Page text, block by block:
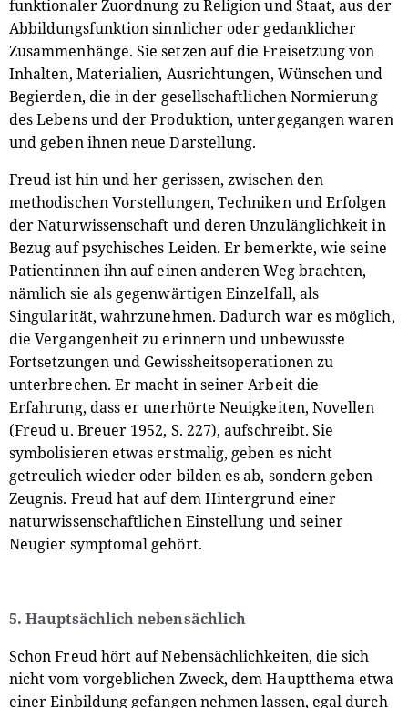
funktionaler Zuordnung zu Religion und Staat, aus der
Abbildungsfunktion sinnlicher oder gedanklicher
Zusammenhänge. Sie setzen auf die Freisetzung von
Inhalten, Materialien, Ausrichtungen, Wünschen und
Begierden, die in der gesellschaftlichen Normierung
des Lebens und der Produktion, untergegangen waren
und geben ihnen neue Darstellung.
Freud ist hin und her gerissen, zwischen den
methodischen Vorstellungen, Techniken und Erfolgen
der Naturwissenschaft und deren Unzulänglichkeit in
Bezug auf psychisches Leiden. Er bemerkte, wie seine
Patientinnen ihn auf einen anderen Weg brachten,
nämlich sie als gegenwärtigen Einzelfall, als
Singularität, wahrzunehmen. Dadurch war es möglich,
die Vergangenheit zu erinnern und unbewusste
Fortsetzungen und Gewissheitsoperationen zu
unterbrechen. Er macht in seiner Arbeit die
Erfahrung, dass er unerhörte Neuigkeiten, Novellen
(Freud u. Breuer 1952, S. 227), aufschreibt. Sie
symbolisieren etwas erstmalig, geben es nicht
getreulich wieder oder bilden es ab, sondern geben
Zeugnis. Freud hat auf dem Hintergrund einer
naturwissenschaftlichen Einstellung und seiner
Neugier symptomal gehört.
5. Hauptsächlich nebensächlich
Schon Freud hört auf Nebensächlichkeiten, die sich
nicht vom vorgeblichen Zweck, dem Hauptthema etwa
einer Einbildung gefangen nehmen lassen, egal durch